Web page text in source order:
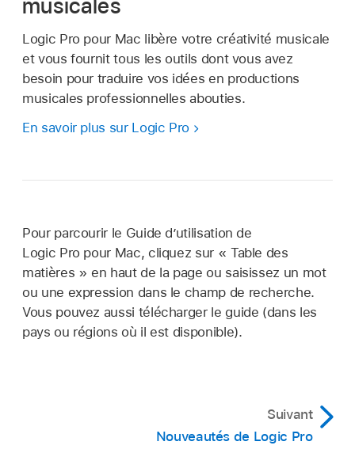
musicales
Logic Pro pour Mac libère votre créativité musicale
et vous fournit tous les outils dont vous avez
besoin pour traduire vos idées en productions
musicales professionnelles abouties.
En savoir plus sur Logic Pro
Pour parcourir le Guide d’utilisation de
Logic Pro pour Mac, cliquez sur « Table des
matières » en haut de la page ou saisissez un mot
ou une expression dans le champ de recherche.
Vous pouvez aussi télécharger le guide (dans les
pays ou régions où il est disponible).
Suivant
Nouveautés de Logic Pro